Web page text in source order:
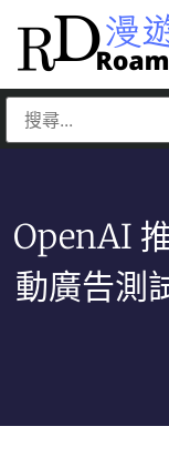
OpenAI
動廣告測